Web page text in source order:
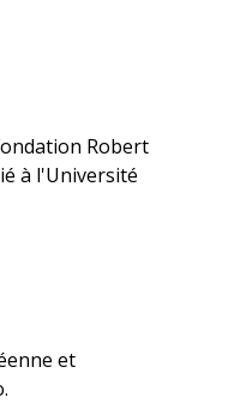
Robert
à l'Université
et